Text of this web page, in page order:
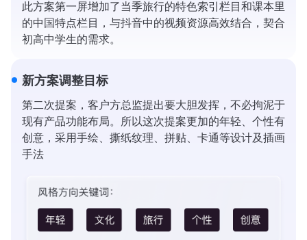
此方案第一屏增加了当季旅行的特色索引栏目和课本里
的中国特点栏目，与抖音中的视频资源高效结合，契合
初高中学生的需求。
新方案调整目标
第二次提案，客户方总监提出要大胆发挥，不必拘泥于
现有产品功能布局。所以这次提案更加的年轻、个性有
创意，采用手绘、撕纸纹理、拼贴、卡通等设计及插画
手法